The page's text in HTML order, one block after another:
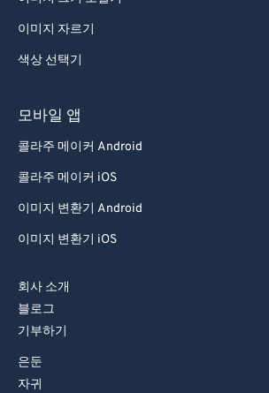
이미지 자르기
색상 선택기
모바일 앱
콜라주 메이커 Android
콜라주 메이커 iOS
이미지 변환기 Android
이미지 변환기 iOS
회사 소개
블로그
기부하기
은둔
자귀